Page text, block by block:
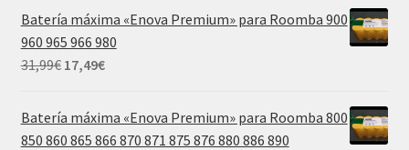
original
era:
actual
es:
Batería máxima «Enova Premium» para Roomba 900
960 965 966 980
31,99€ El
original
era:
17,49€El
actual
es:
Batería máxima «Enova Premium» para Roomba 800
850 860 865 866 870 871 875 876 880 886 890